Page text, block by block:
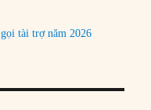
tài trợ năm 2026